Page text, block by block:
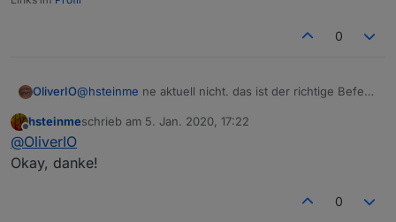
0
OliverIO@hsteinme ne aktuell nicht. das ist der richtige Befehl.
aktuell nicht fortgesetzt,
bekomme, das jemand sein eigenes Design da drauf
Offline
hsteinmeschrieb am 5. Jan. 2020, 17:22
zuletzt editiert von
@OliverIO
Okay, danke!
0